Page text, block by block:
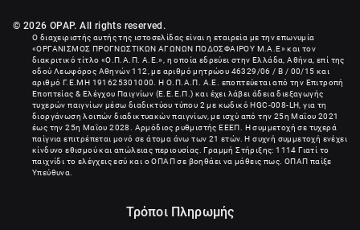
© 2026 OPAP. All rights reserved.
Ο διαχειριστής αυτής της ιστοσελίδας είναι η εταιρεία με την επωνυμία
«ΟΡΓΑΝΙΣΜΟΣ ΠΡΟΓΝΩΣΤΙΚΩΝ ΑΓΩΝΩΝ ΠΟΔΟΣΦΑΙΡΟΥ Μ.Α.Ε» και τον
διακριτικό τίτλο «Ο.Π.Α.Π. Α.Ε.», η οποία εδρεύει στην Ελλάδα, Αθήνα, επί της
οδού Λεωφόρος Αθηνών 112, με αριθμό μητρώου 46329/06 / B / 00/15 και
αριθμό Γ.Ε.ΜΗ 191625301000
. Η Ο.Π.Α.Π. Α.Ε. εποπτεύεται από την Επιτροπή
Εποπτείας & Ελέγχου Παιγνίων (Ε.Ε.Ε.Π.) και έχει λάβει άδεια διεξαγωγής
τυχερών παιγνίων μέσω διαδικτύου τύπου 2 με κωδικό HGC-008-LH, για τη
διοργάνωση λοιπών διαδικτυακών παιγνίων, με ισχύ από την 25η Μαΐου 2021
έως την 25η Μαΐου 2028. Αρμόδιος ρυθμιστής ΕΕΕΠ. Η συμμετοχή σε τυχερά
παίγνια επιτρέπεται μονό σε άτομα άνω των 21 ετών. Η συχνή συμμετοχή ενέχει
κίνδυνο εθισμού και απώλειας περιουσίας. Γραμμή Στήριξης: 1114 Γιατί το
παιχνίδι το ελέγχεις εσύ και ο ΟΠΑΠ σε βοηθάει να μάθεις πως. ΟΠΑΠ παίξε
Υπεύθυνα.
Τρόποι Πληρωμής